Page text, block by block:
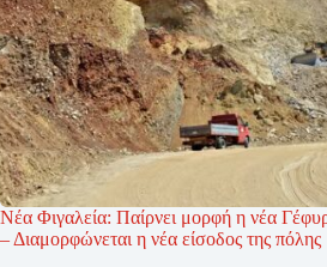
Νέα Φιγαλεία: Παίρνει μορφή η νέα
– Διαμορφώνεται η νέα είσοδος της πόλης